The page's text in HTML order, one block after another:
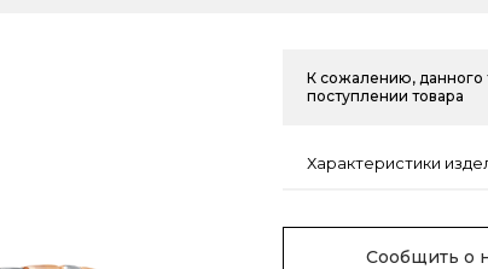
К сожалению, данного
поступлении товара
Характеристики
Сообщить о